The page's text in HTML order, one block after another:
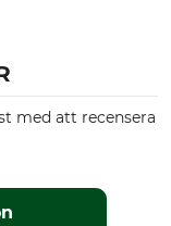
med att recensera